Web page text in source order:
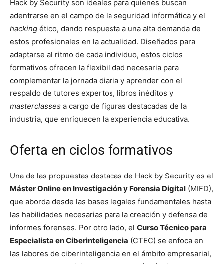
Hack by Security son ideales para quienes buscan
adentrarse en el campo de la seguridad informática y el
hacking ético, dando respuesta a una alta demanda de
estos profesionales en la actualidad. Diseñados para
adaptarse al ritmo de cada individuo, estos ciclos
formativos ofrecen la flexibilidad necesaria para
complementar la jornada diaria y aprender con el
respaldo de tutores expertos, libros inéditos y
masterclasses a cargo de figuras destacadas de la
industria, que enriquecen la experiencia educativa.
Oferta en ciclos formativos
Una de las propuestas destacas de Hack by Security es el
Máster Online en Investigación y Forensia Digital (MIFD),
que aborda desde las bases legales fundamentales hasta
las habilidades necesarias para la creación y defensa de
informes forenses. Por otro lado, el Curso Técnico para
Especialista en Ciberinteligencia (CTEC) se enfoca en
las labores de ciberinteligencia en el ámbito empresarial,